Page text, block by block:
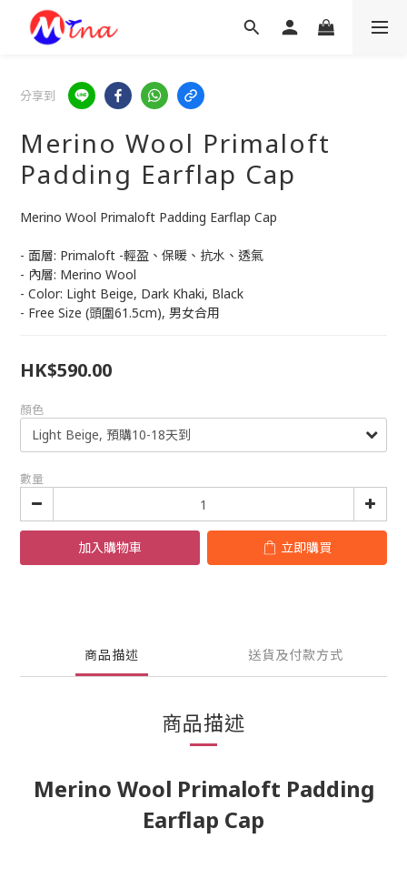
分享到
Merino Wool Primaloft
Padding Earflap Cap
Merino Wool Primaloft Padding Earflap Cap
- 面層: Primaloft -輕盈、保暖、抗水、透氣
- 內層: Merino Wool
- Color: Light Beige, Dark Khaki, Black
- Free Size (頭圍61.5cm), 男女合用
HK$590.00
顏色
數量
加入購物車 立即購買
商品描述 送貨及付款方式
商品描述
Merino Wool Primaloft Padding
Earflap Cap